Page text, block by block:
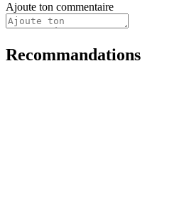
Ajoute ton commentaire
Recommandations